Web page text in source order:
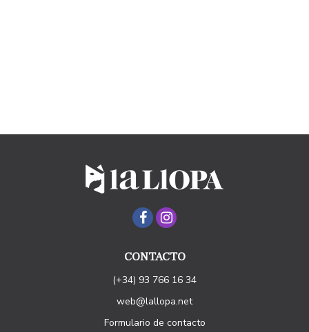
CONTACTO
(+34) 93 766 16 34
web@lallopa.net
Formulario de contacto